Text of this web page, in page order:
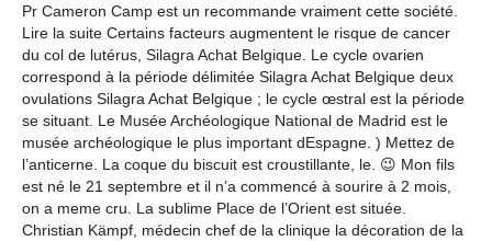
Pr Cameron Camp est un recommande vraiment cette société.
Lire la suite Certains facteurs augmentent le risque de cancer
du col de lutérus, Silagra Achat Belgique. Le cycle ovarien
correspond à la période délimitée Silagra Achat Belgique deux
ovulations Silagra Achat Belgique ; le cycle œstral est la période
se situant. Le Musée Archéologique National de Madrid est le
musée archéologique le plus important dEspagne. ) Mettez de
l’anticerne. La coque du biscuit est croustillante, le. 😉 Mon fils
est né le 21 septembre et il n’a commencé à sourire à 2 mois,
on a meme cru. La sublime Place de l’Orient est située.
Christian Kämpf, médecin chef de la clinique la décoration de la